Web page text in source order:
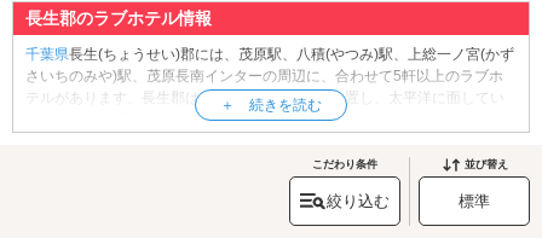
長生郡のラブホテル情報
千葉県長生(ちょうせい)郡には、茂原駅、八積(やつみ)駅、上総一ノ宮(かず
さいちのみや)駅、茂原長南インターの周辺に、合わせて5軒以上のラブホ
テルがあります。長生郡は九十九里浜の南端に位置し、太平洋に面してい
る人口約5万5千人の郡です。東京2020オリンピック・パラリンピック競技
の聖地として有名になりました。長生郡には、遠浅のビーチが続く「一宮
」や、縁結び・子授けのパワースポット「 玉前神社 」、無料で楽
」などのお出かけスポットが点在しています。ま
た、JR外房線・東浪見(とらみ)駅から車で数分の距離にある「パタゴニア
こだわり条件
絞り込む
並び替え
標準